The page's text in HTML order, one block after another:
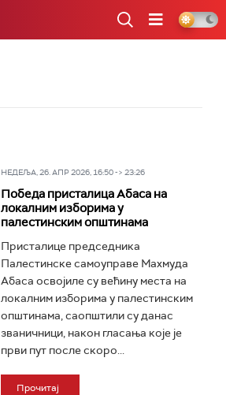
НЕДЕЉА, 26. АПР 2026, 16:50 -> 23:26
Победа присталица Абаса на
локалним изборима у
палестинским општинама
Присталице председника
Палестинске самоуправе Махмуда
Абаса освојиле су већину места на
локалним изборима у палестинским
општинама, саопштили су данас
званичници, након гласања које је
први пут после скоро...
Прочитај